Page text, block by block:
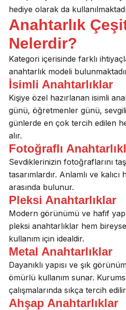
hediye olarak da
Anahtarlık
Nelerdir?
Kategori içerisinde farklı
anahtarlık modeli
İsimli Anahtarlıklar
Kişiye özel hazırlanan isimli
günü, öğretmenler günü,
günlerde en çok tercih edilen
alır.
Fotoğraflı
Sevdiklerinizin fotoğraflarını
tasarımlardır. Anlamlı ve
arasında bulunur.
Pleksi Anahtarlıklar
Modern görünümü ve hafif
pleksi anahtarlıklar hem
kullanım için idealdir.
Metal Anahtarlıklar
Dayanıklı yapısı ve şık
ömürlü kullanım sunar.
çalışmalarında sıkça tercih
Ahşap Anahtarlıklar